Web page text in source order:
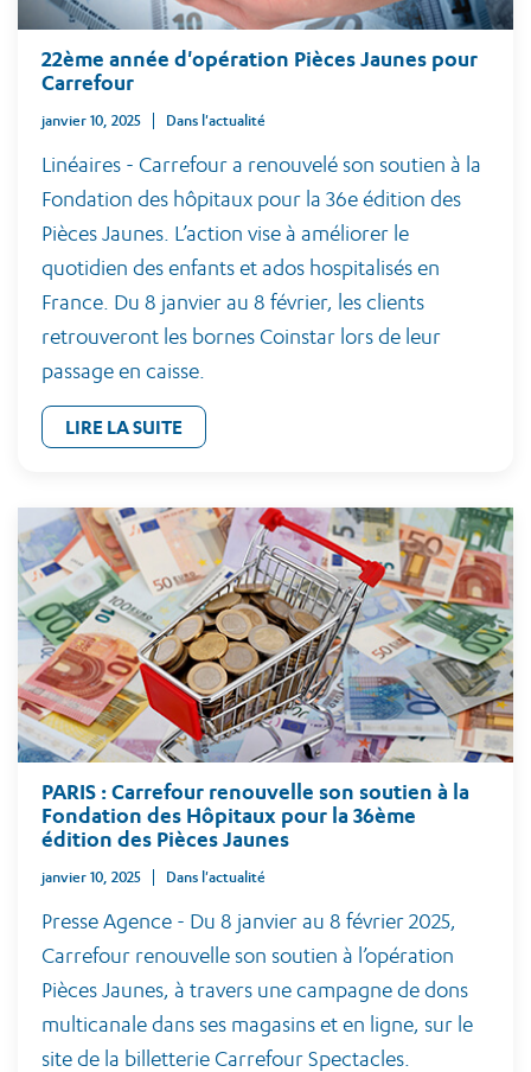
22ème année d'opération Pièces Jaunes pour
Carrefour
janvier 10, 2025 Dans l'actualité
Linéaires - Carrefour a renouvelé son soutien à la
Fondation des hôpitaux pour la 36e édition des
Pièces Jaunes. L’action vise à améliorer le
quotidien des enfants et ados hospitalisés en
France. Du 8 janvier au 8 février, les clients
retrouveront les bornes Coinstar lors de leur
passage en caisse.
LIRE LA SUITE
PARIS : Carrefour renouvelle son soutien à la
Fondation des Hôpitaux pour la 36ème
édition des Pièces Jaunes
janvier 10, 2025 Dans l'actualité
Presse Agence - Du 8 janvier au 8 février 2025,
Carrefour renouvelle son soutien à l’opération
Pièces Jaunes, à travers une campagne de dons
multicanale dans ses magasins et en ligne, sur le
site de la billetterie Carrefour Spectacles.